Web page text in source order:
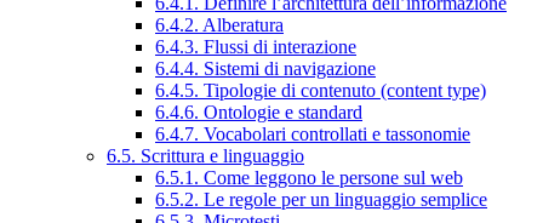
6.4.2. Alberatura
6.4.3. Flussi di interazione
6.4.4. Sistemi di navigazione
6.4.5. Tipologie di contenuto (content type)
6.4.6. Ontologie e standard
6.4.7. Vocabolari controllati e tassonomie
6.5. Scrittura e linguaggio
6.5.1. Come leggono le persone sul web
6.5.2. Le regole per un linguaggio semplice